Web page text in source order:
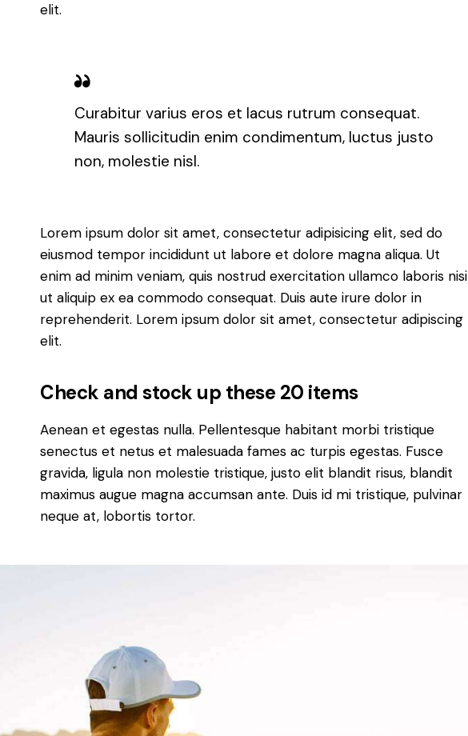
elit.
Curabitur varius eros et lacus rutrum consequat.
Mauris sollicitudin enim condimentum, luctus justo
non, molestie nisl.
Lorem ipsum dolor sit amet, consectetur adipisicing elit, sed do
eiusmod tempor incididunt ut labore et dolore magna aliqua. Ut
enim ad minim veniam, quis nostrud exercitation ullamco laboris nisi
ut aliquip ex ea commodo consequat. Duis aute irure dolor in
reprehenderit. Lorem ipsum dolor sit amet, consectetur adipiscing
elit.
Check and stock up these 20 items
Aenean et egestas nulla. Pellentesque habitant morbi tristique
senectus et netus et malesuada fames ac turpis egestas. Fusce
gravida, ligula non molestie tristique, justo elit blandit risus, blandit
maximus augue magna accumsan ante. Duis id mi tristique, pulvinar
neque at, lobortis tortor.